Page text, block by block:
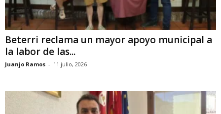
Beterri reclama un mayor apoyo municipal a
la labor de las...
Juanjo Ramos - 11 julio, 2026